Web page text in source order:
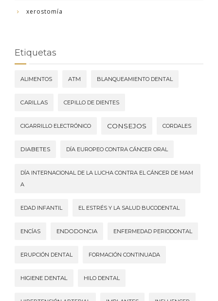
xerostomía
Etiquetas
ALIMENTOS ATM BLANQUEAMIENTO DENTAL
CARILLAS CEPILLO DE DIENTES
CIGARRILLO ELECTRÓNICO CONSEJOS CORDALES
DIABETES DÍA EUROPEO CONTRA CÁNCER ORAL
DÍA INTERNACIONAL DE LA LUCHA CONTRA EL CÁNCER DE MAM
A
EDAD INFANTIL EL ESTRÉS Y LA SALUD BUCODENTAL
ENCÍAS ENDODONCIA ENFERMEDAD PERIODONTAL
ERUPCIÓN DENTAL FORMACIÓN CONTINUADA
HIGIENE DENTAL HILO DENTAL